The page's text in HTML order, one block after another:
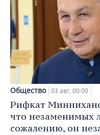
Общество 03 авг, 00:00
Рифкат
что незаменимых
сожалению, он